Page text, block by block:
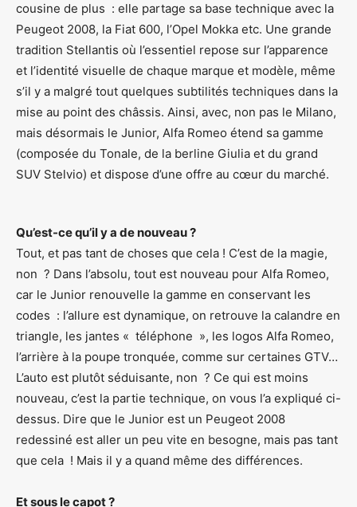
cousine de plus : elle partage sa base technique avec la
Peugeot 2008, la Fiat 600, l’Opel Mokka etc. Une grande
tradition Stellantis où l’essentiel repose sur l’apparence
et l’identité visuelle de chaque marque et modèle, même
s’il y a malgré tout quelques subtilités techniques dans la
mise au point des châssis. Ainsi, avec, non pas le Milano,
mais désormais le Junior, Alfa Romeo étend sa gamme
(composée du Tonale, de la berline Giulia et du grand
SUV Stelvio) et dispose d’une offre au cœur du marché.
Qu’est-ce qu’il y a de nouveau ?
Tout, et pas tant de choses que cela ! C’est de la magie,
non ? Dans l’absolu, tout est nouveau pour Alfa Romeo,
car le Junior renouvelle la gamme en conservant les
codes : l’allure est dynamique, on retrouve la calandre en
triangle, les jantes « téléphone », les logos Alfa Romeo,
l’arrière à la poupe tronquée, comme sur certaines GTV…
L’auto est plutôt séduisante, non ? Ce qui est moins
nouveau, c’est la partie technique, on vous l’a expliqué ci-
dessus. Dire que le Junior est un Peugeot 2008
redessiné est aller un peu vite en besogne, mais pas tant
que cela ! Mais il y a quand même des différences.
Et sous le capot ?